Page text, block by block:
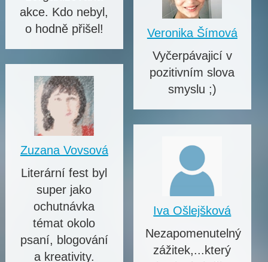
akce. Kdo nebyl,
o hodně přišel!
Veronika Šímová
Vyčerpávajicí v
pozitivním slova
smyslu ;)
Zuzana Vovsová
Literární fest byl
super jako
ochutnávka
témat okolo
psaní, blogování
a kreativity.
Iva Ošlejšková
Nezapomenutelný
zážitek,...který